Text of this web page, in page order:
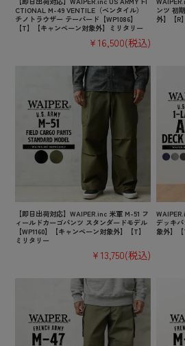
CTIONAL M-49 VENTILE（ベンタイル）
チノトラウザー テーパード【WP1086】
【T】【キャンペーン対象外】ミリタリー
¥16,500(税込)
ンツ 初
外】【R
【即日出荷対応】WAIPER.inc 米軍 M-51 フ
ィールドカーゴパンツ スタンダードモデル
【WP1160】【キャンペーン対象外】【T】
ミリタリー
¥13,750(税込)
デッキ
象外】